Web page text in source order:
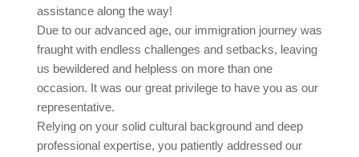
assistance along the way!
Due to our advanced age, our immigration journey was
fraught with endless challenges and setbacks, leaving
us bewildered and helpless on more than one
occasion. It was our great privilege to have you as our
representative.
Relying on your solid cultural background and deep
professional expertise, you patiently addressed our